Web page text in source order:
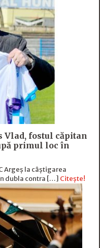
Vlad, fostul căpitan
primul loc în
Argeș la câștigarea
dubla contra […] Citește!